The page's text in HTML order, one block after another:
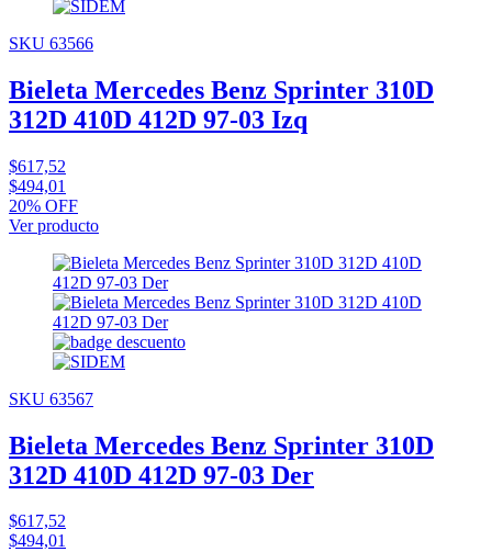
SKU 63566
Bieleta Mercedes Benz Sprinter 310D
312D 410D 412D 97-03 Izq
$617,52
$494,01
20% OFF
Ver producto
SKU 63567
Bieleta Mercedes Benz Sprinter 310D
312D 410D 412D 97-03 Der
$617,52
$494,01